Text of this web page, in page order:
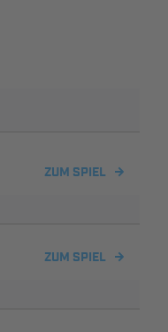
ZUM SPIEL
ZUM SPIEL